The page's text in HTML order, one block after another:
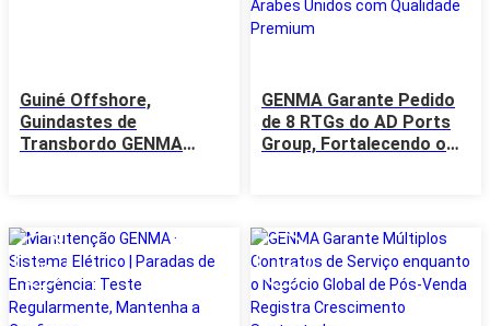
Guiné Offshore,
Guindastes de
Transbordo GENMA
GENMA Garante Pedido
de 8 RTGs do AD Ports
Group, Fortalecendo o
com Qualidade Premium
Jul
Jun